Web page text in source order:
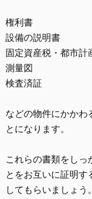
権利書
設備の説明書
固定資産税・都市計
測量図
検査済証
などの物件にかかわ
とになります。
これらの書類をしっ
とをお互いに証明す
してもらいましょう。